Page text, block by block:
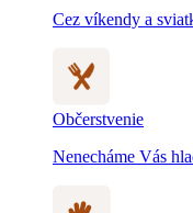
Detský svet
Myslíme na
Blog a novinky